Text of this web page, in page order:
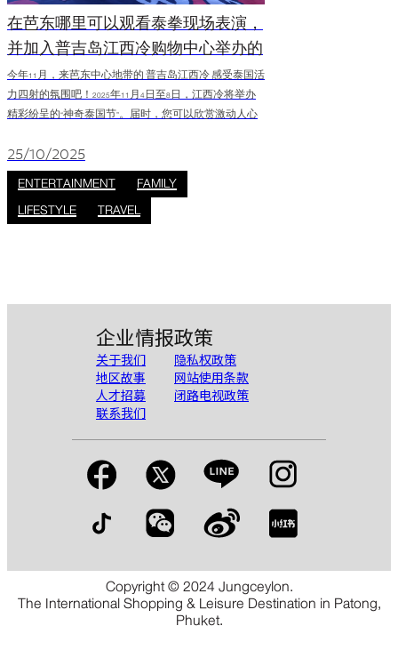
在芭东哪里可以观看泰拳现场表演，
并加入普吉岛江西冷购物中心举办的
精彩泰式节？
今年11月，来芭东中心地带的 普吉岛江西冷 感受泰国活
力四射的氛围吧！2025年11月4日至8日，江西冷将举办
精彩纷呈的“神奇泰国节”。届时，您可以欣赏激动人心
泰国的文化、艺术和传统。 在普吉岛江西冷购物中心观
看泰拳现场表演 走进泰拳的精彩世界，体验泰国著名的
国技——泰拳的魅力。来普吉岛江西冷购物中心观看泰
拳现场表演，感受震撼人心的表演和纯正的泰国文化。
25/10/2025
ENTERTAINMENT
FAMILY
LIFESTYLE
TRAVEL
企业情报
关于我们
地区故事
人才招募
联系我们
政策
隐私权政策
网站使用条款
闭路电视政策
Copyright © 2024 Jungceylon.
The International Shopping & Leisure Destination in Patong,
Phuket.